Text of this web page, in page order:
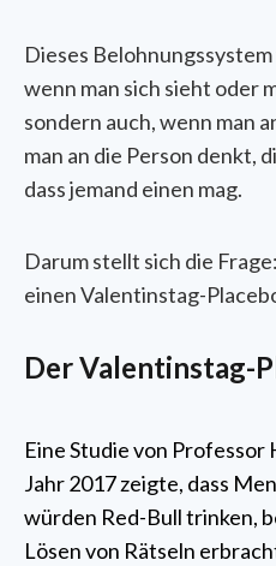
Dieses
wenn man sich sieht oder
sondern auch, wenn man
man an die Person denkt,
dass jemand einen mag.
Darum stellt sich die
einen Valentinstag-
Der Valentinstag-
Eine Studie von Professor
Jahr 2017 zeigte, dass
würden Red-Bull trinken,
Lösen von Rätseln